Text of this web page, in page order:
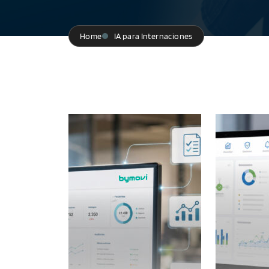
Home IA para Internaciones